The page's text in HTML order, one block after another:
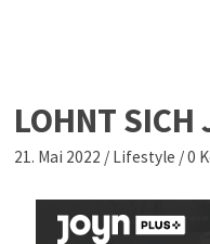
LOHNT SICH
21. Mai 2022 / Lifestyle /0